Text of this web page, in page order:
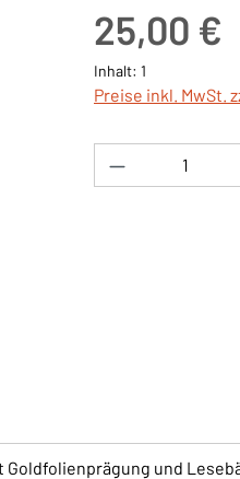
25,00 €
Inhalt: 1
Preise inkl. MwSt.
Produkt
und